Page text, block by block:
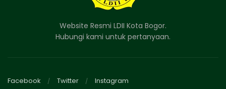
Website Resmi LDII Kota Bogor.
Hubungi kami untuk pertanyaan.
Facebook Twitter Instagram